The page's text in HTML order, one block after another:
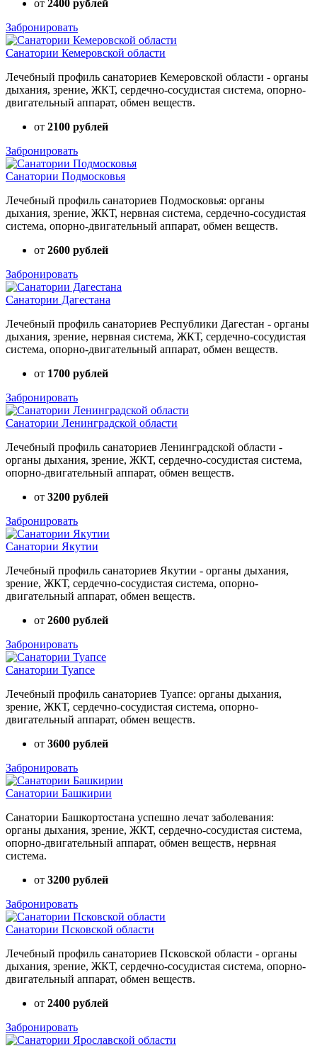
от 2400 рублей
Забронировать
Санатории Кемеровской области
Лечебный профиль санаториев Кемеровской области - органы
дыхания, зрение, ЖКТ, сердечно-сосудистая система, опорно-
двигательный аппарат, обмен веществ.
от 2100 рублей
Забронировать
Санатории Подмосковья
Лечебный профиль санаториев Подмосковья: органы
дыхания, зрение, ЖКТ, нервная система, сердечно-сосудистая
система, опорно-двигательный аппарат, обмен веществ.
от 2600 рублей
Забронировать
Санатории Дагестана
Лечебный профиль санаториев Республики Дагестан - органы
дыхания, зрение, нервная система, ЖКТ, сердечно-сосудистая
система, опорно-двигательный аппарат, обмен веществ.
от 1700 рублей
Забронировать
Санатории Ленинградской области
Лечебный профиль санаториев Ленинградской области -
органы дыхания, зрение, ЖКТ, сердечно-сосудистая система,
опорно-двигательный аппарат, обмен веществ.
от 3200 рублей
Забронировать
Санатории Якутии
Лечебный профиль санаториев Якутии - органы дыхания,
зрение, ЖКТ, сердечно-сосудистая система, опорно-
двигательный аппарат, обмен веществ.
от 2600 рублей
Забронировать
Санатории Туапсе
Лечебный профиль санаториев Туапсе: органы дыхания,
зрение, ЖКТ, сердечно-сосудистая система, опорно-
двигательный аппарат, обмен веществ.
от 3600 рублей
Забронировать
Санатории Башкирии
Санатории Башкортостана успешно лечат заболевания:
органы дыхания, зрение, ЖКТ, сердечно-сосудистая система,
опорно-двигательный аппарат, обмен веществ, нервная
система.
от 3200 рублей
Забронировать
Санатории Псковской области
Лечебный профиль санаториев Псковской области - органы
дыхания, зрение, ЖКТ, сердечно-сосудистая система, опорно-
двигательный аппарат, обмен веществ.
от 2400 рублей
Забронировать